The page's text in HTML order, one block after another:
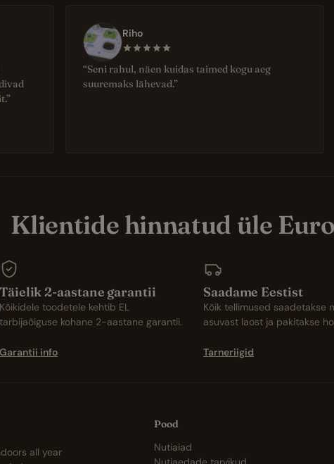
Riho
“Seni rahul, näen kuidas taimed kogu aeg
suuremaks lähevad.”
Klientide hinnatud üle
Täielik 2-aastane garantii
Kõikidele toodetele kehtib EL
tarbijaõiguse kohane 2-aastane garantii.
Garantii info
Saadame Eestist
Kõik tellimused saadetakse
asuvast laost ja pakitakse
Tarneriigid
all year
Pood
Nutiaiad